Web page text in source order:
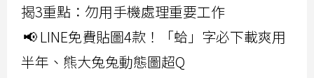
揭3重點：勿用手機處理重要工作
📢 LINE免費貼圖4款！「蛤」字必下載爽用
半年、熊大兔兔動態圖超Q